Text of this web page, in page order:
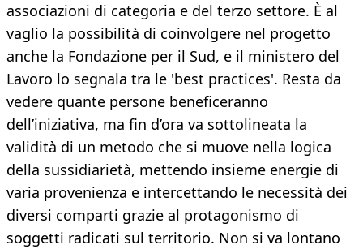
associazioni di categoria e del terzo settore. È al
vaglio la possibilità di coinvolgere nel progetto
anche la Fondazione per il Sud, e il ministero del
Lavoro lo segnala tra le 'best practices'. Resta da
vedere quante persone beneficeranno
dell’iniziativa, ma fin d’ora va sottolineata la
validità di un metodo che si muove nella logica
della sussidiarietà, mettendo insieme energie di
varia provenienza e intercettando le necessità dei
diversi comparti grazie al protagonismo di
soggetti radicati sul territorio. Non si va lontano